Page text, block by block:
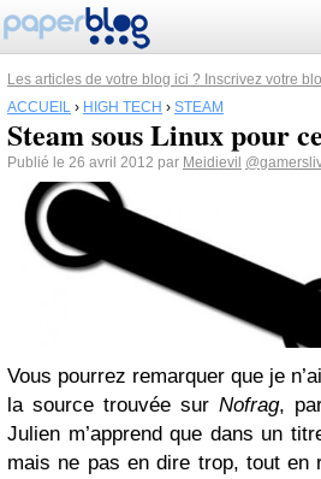
Les articles de votre blog ici ? Inscrivez votre
ACCUEIL › HIGH TECH › STEAM
Steam sous Linux pour
Publié le 26 avril 2012 par Meidievil
Vous pourrez remarquer que je
la source trouvée sur Nofrag,
Julien m’apprend que dans un
mais ne pas en dire trop, tout en